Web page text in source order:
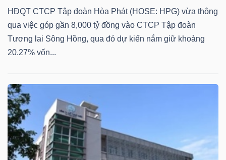
HĐQT CTCP Tập đoàn Hòa Phát (HOSE: HPG) vừa thông
qua việc góp gần 8,000 tỷ đồng vào CTCP Tập đoàn
Tương lai Sông Hồng, qua đó dự kiến nắm giữ khoảng
20.27% vốn...
cụ
đầu
tư
Truyền
thông
tài
chính